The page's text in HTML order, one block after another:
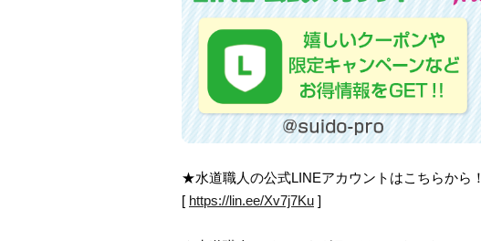
★水道職人の公式LINEアカウントはこちらから！
[ https://lin.ee/Xv7j7Ku ]